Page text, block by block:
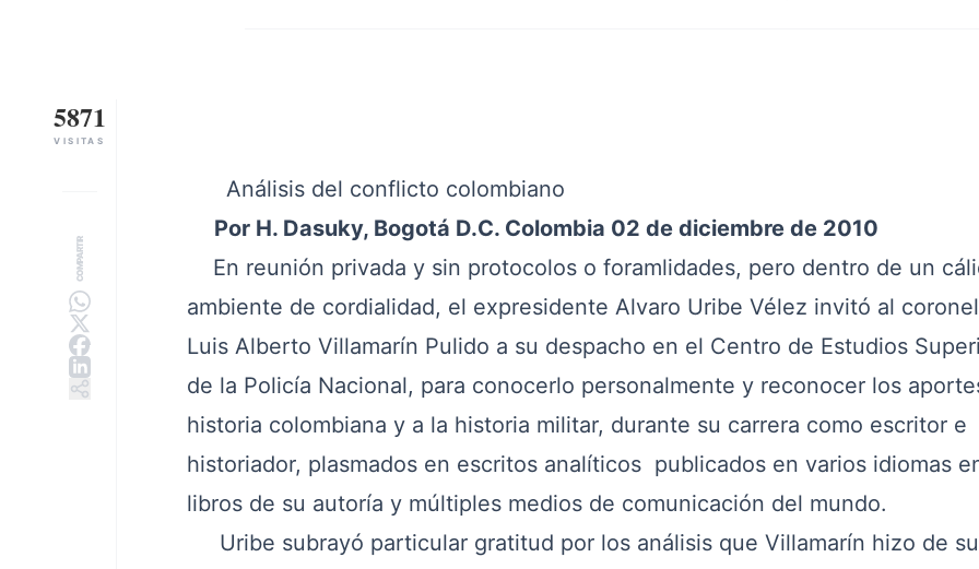
5871
VISITAS
COMPARTIR
Análisis del conflicto colombiano
Por H. Dasuky, Bogotá D.C. Colombia 02 de diciembre de 2010
En reunión privada y sin protocolos o foramlidades, pero dentro de un
ambiente de cordialidad, el expresidente Alvaro Uribe Vélez invitó al
Luis Alberto Villamarín Pulido a su despacho en el Centro de Estudios
de la Policía Nacional, para conocerlo personalmente y reconocer los
historia colombiana y a la historia militar, durante su carrera como escritor e
historiador, plasmados en escritos analíticos publicados en varios idiomas
libros de su autoría y múltiples medios de comunicación del mundo.
Uribe subrayó particular gratitud por los análisis que Villamarín hizo de su